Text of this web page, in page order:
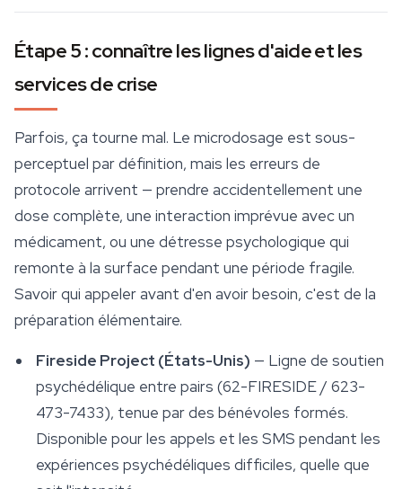
Étape 5 : connaître les lignes d'aide et les
services de crise
Parfois, ça tourne mal. Le microdosage est sous-
perceptuel par définition, mais les erreurs de
protocole arrivent — prendre accidentellement une
dose complète, une interaction imprévue avec un
médicament, ou une détresse psychologique qui
remonte à la surface pendant une période fragile.
Savoir qui appeleravant d'en avoir besoin, c'est de la
préparation élémentaire.
Fireside Project (États-Unis) — Ligne de soutien
psychédélique entre pairs (62-FIRESIDE / 623-
473-7433), tenue par des bénévoles formés.
Disponible pour les appels et les SMS pendant les
expériences psychédéliques difficiles, quelle que